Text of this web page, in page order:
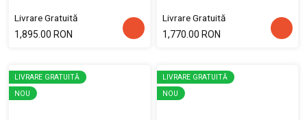
Livrare Gratuită
1,895.00 RON
Livrare Gratuită
1,770.00 RON
LIVRARE GRATUITĂ
NOU
LIVRARE GRATUITĂ
NOU